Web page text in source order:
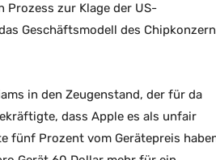
zur Klage der US-
Geschäftsmodell des
in den Zeugenstand, der für da
dass Apple es als unfair
fünf Prozent vom Gerätepreis